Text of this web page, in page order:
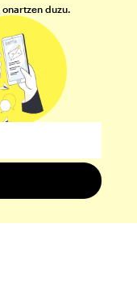
onartzen duzu.